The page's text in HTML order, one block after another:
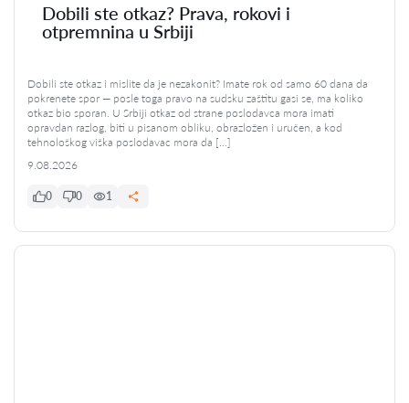
Dobili ste otkaz? Prava, rokovi i
otpremnina u Srbiji
Dobili ste otkaz i mislite da je nezakonit? Imate rok od samo 60 dana da
pokrenete spor — posle toga pravo na sudsku zaštitu gasi se, ma koliko
otkaz bio sporan. U Srbiji otkaz od strane poslodavca mora imati
opravdan razlog, biti u pisanom obliku, obrazložen i uručen, a kod
tehnološkog viška poslodavac mora da […]
9.08.2026
0 0 1